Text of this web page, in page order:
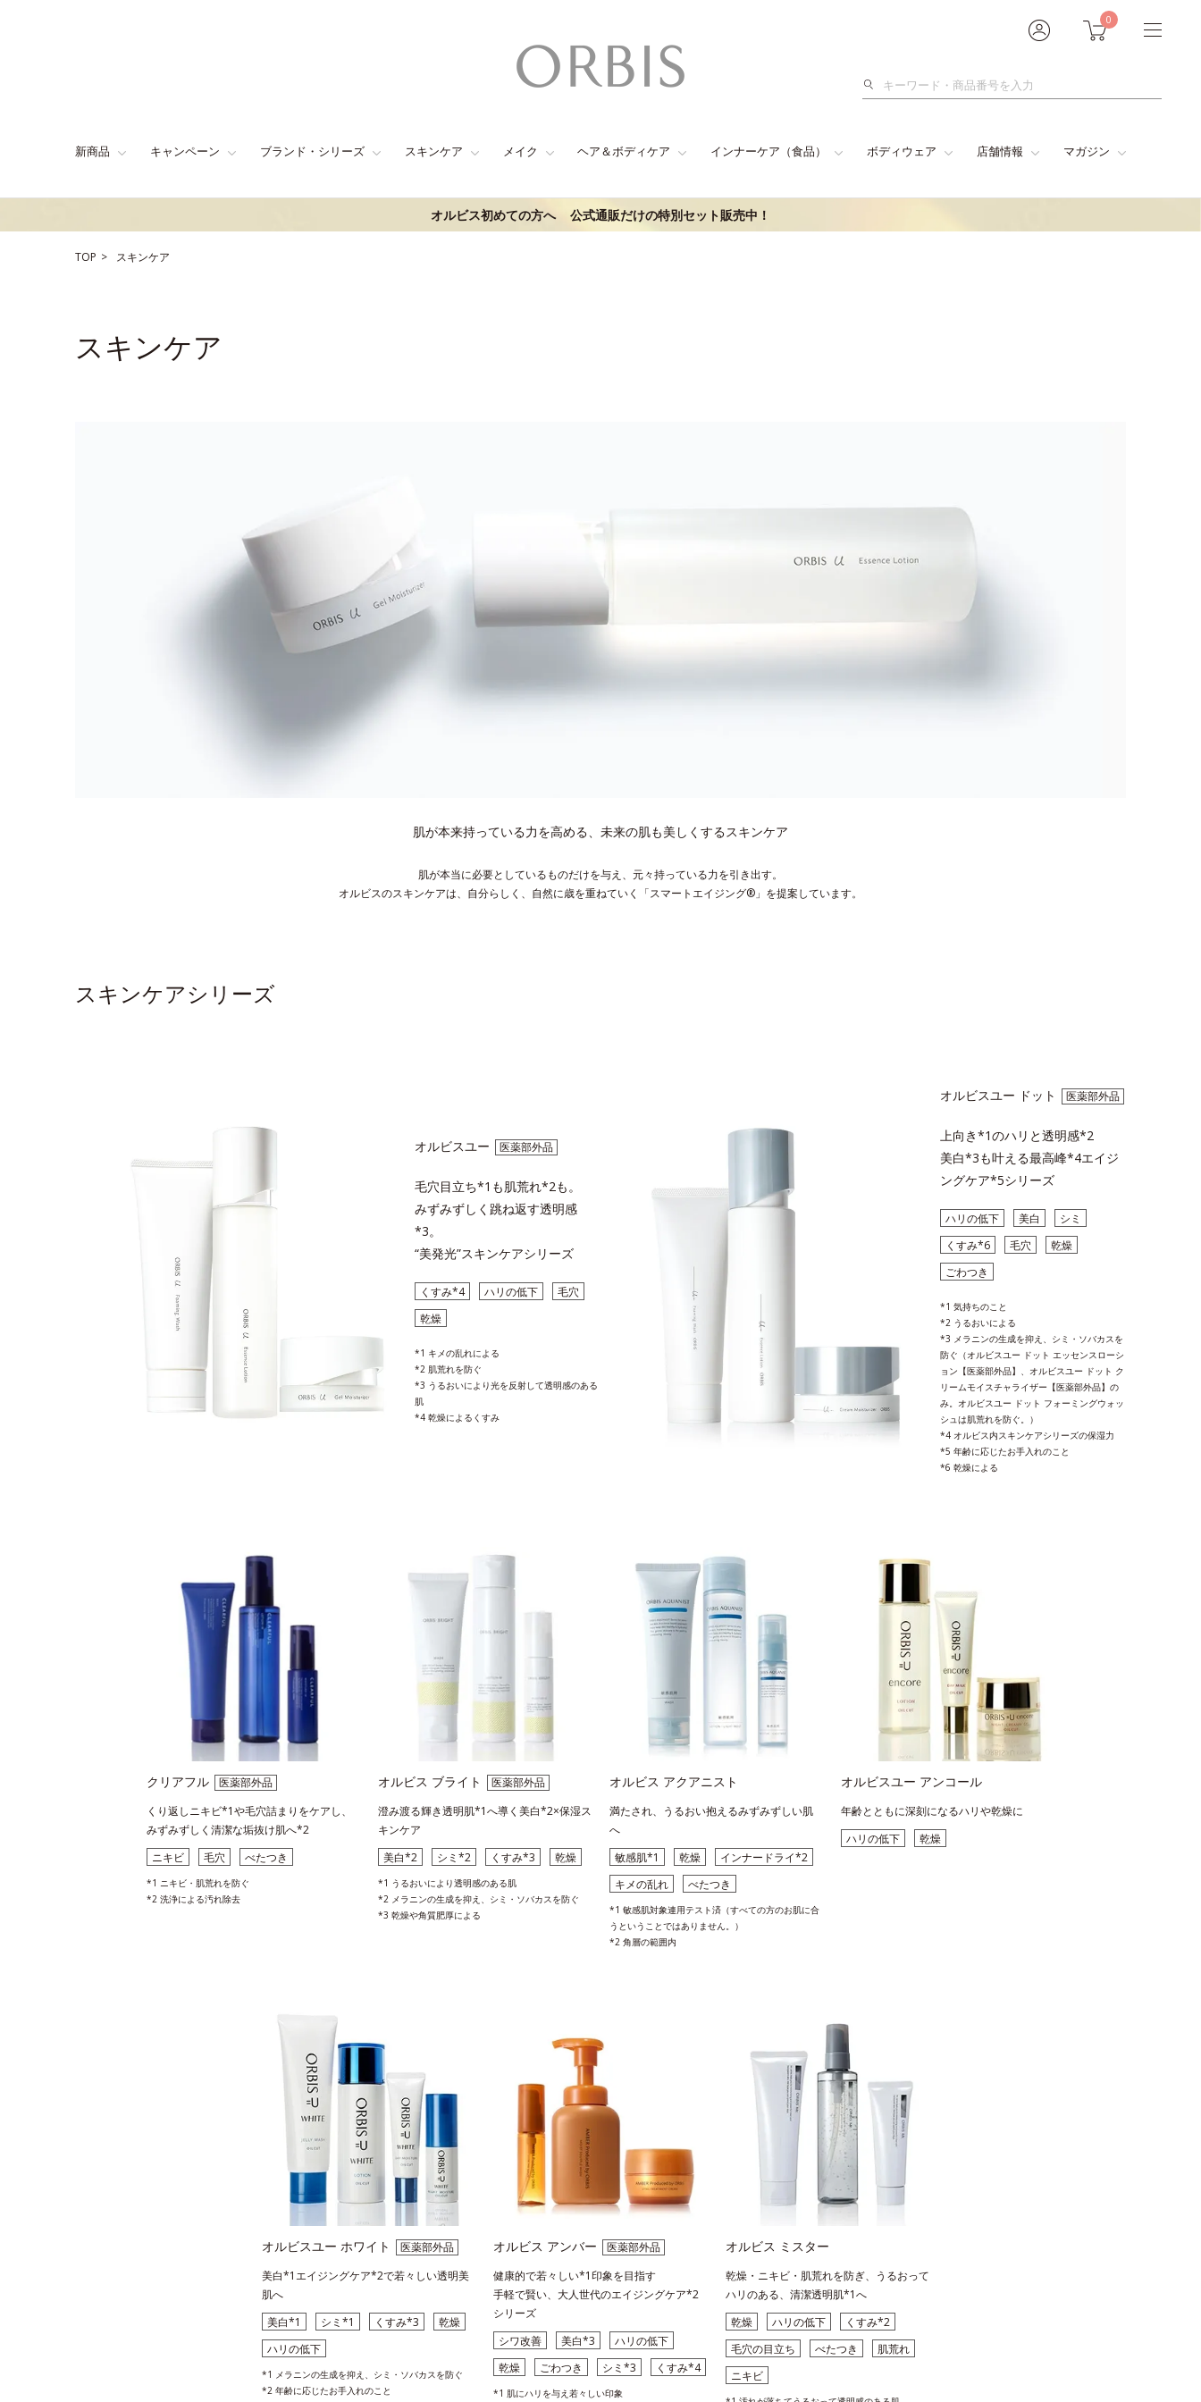
0
検
新商品 キャンペーン ブランド・シリーズ スキンケア メイク ヘア＆ボディケア インナーケア（食品） ボディウェア 店舗情報 マガジン
オルビス初めての方へ 公式通販だけの特別セット販売中！
TOP スキンケア
スキンケア
肌が本来持っている力を高める、 未来の肌も美しくするスキンケア
肌が本当に必要としているものだけを与え、 元々持っている力を引き出す。
オルビスのスキンケアは、 自分らしく、自然に歳を重ねていく 「スマートエイジング®」を提案しています。
スキンケアシリーズ
オルビスユー 医薬部外品
毛穴目立ち*1も肌荒れ*2も。
みずみずしく跳ね返す透明感
*3。
“美発光”スキンケアシリーズ
くすみ*4 ハリの低下
毛穴
乾燥
*1 キメの乱れによる
*2 肌荒れを防ぐ
*3 うるおいにより光を反射して透明感のある
肌
*4 乾燥によるくすみ
オルビスユー ドット 医薬部外品
上向き*1のハリと透明感*2
美白*3も叶える最高峰*4エイジ
ングケア*5シリーズ
ハリの低下 美白
シミ
くすみ*6
毛穴
乾燥
ごわつき
*1 気持ちのこと
*2 うるおいによる
*3 メラニンの生成を抑え、シミ・ソバカスを
防ぐ（オルビスユー ドット エッセンスローシ
ョン【医薬部外品】、オルビスユー ドット ク
リームモイスチャライザー【医薬部外品】の
み。オルビスユー ドット フォーミングウォッ
シュは肌荒れを防ぐ。）
*4 オルビス内スキンケアシリーズの保湿力
*5 年齢に応じたお手入れのこと
*6 乾燥による
クリアフル
医薬部外品
くり返しニキビ*1や毛穴詰まりをケアし、
みずみずしく清潔な垢抜け肌へ*2
ニキビ
毛穴 べたつき
*1 ニキビ・肌荒れを防ぐ
*2 洗浄による汚れ除去
オルビス ブライト
医薬部外品
澄み渡る輝き透明肌*1へ導く美白*2×保湿ス
キンケア
美白*2
シミ*2 くすみ*3 乾燥
*1 うるおいにより透明感のある肌
*2 メラニンの生成を抑え、シミ・ソバカスを防ぐ
*3 乾燥や角質肥厚による
オルビス アクアニスト
満たされ、うるおい抱えるみずみずしい肌
へ
敏感肌*1
乾燥
インナードライ*2
キメの乱れ
べたつき
*1 敏感肌対象連用テスト済（すべての方のお肌に合
うということではありません。）
*2 角層の範囲内
オルビスユー アンコール
年齢とともに深刻になるハリや乾燥に
ハリの低下
乾燥
オルビスユー ホワイト
医薬部外品
美白*1エイジングケア*2で若々しい透明美
肌へ
美白*1
シミ*1 くすみ*3
乾燥
ハリの低下
*1 メラニンの生成を抑え、シミ・ソバカスを防ぐ
*2 年齢に応じたお手入れのこと
オルビス アンバー
医薬部外品
健康的で若々しい*1印象を目指す
手軽で賢い、大人世代のエイジングケア*2
シリーズ
シワ改善
美白*3
ハリの低下
乾燥
ごわつき シミ*3 くすみ*4
*1 肌にハリを与え若々しい印象
オルビス ミスター
乾燥・ニキビ・肌荒れを防ぎ、うるおって
ハリのある、清潔透明肌*1へ
乾燥
ハリの低下
くすみ*2
毛穴の目立ち
べたつき
肌荒れ
ニキビ